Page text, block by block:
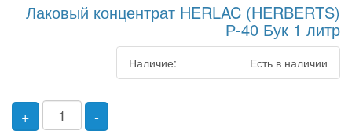
Лаковый концентрат HERLAC (HERBERTS)
Р-40 Бук 1 литр
Наличие: Есть в наличии
+
-